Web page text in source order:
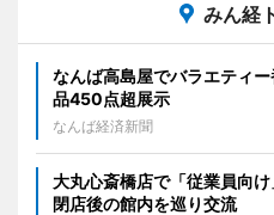
みん経
なんば高島屋でバラエティ
品450点超展示
なんば経済新聞
大丸心斎橋店で「従業員向
閉店後の館内を巡り交流